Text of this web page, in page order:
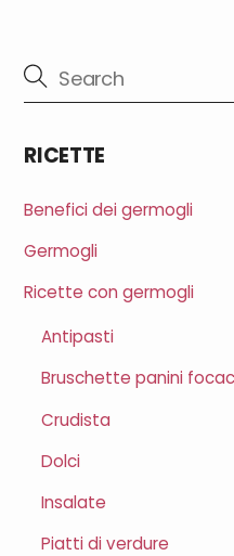
RICETTE
Benefici dei germogli
Germogli
Ricette con germogli
Antipasti
Bruschette panini
Crudista
Dolci
Insalate
Piatti di verdure